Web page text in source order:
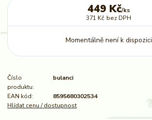
449 Kč/ks
371 Kč bez DPH
Momentálně není k dispozici
Číslo
produktu:
bulanci
EAN kód:
8595680302534
Hlídat cenu / dostupnost